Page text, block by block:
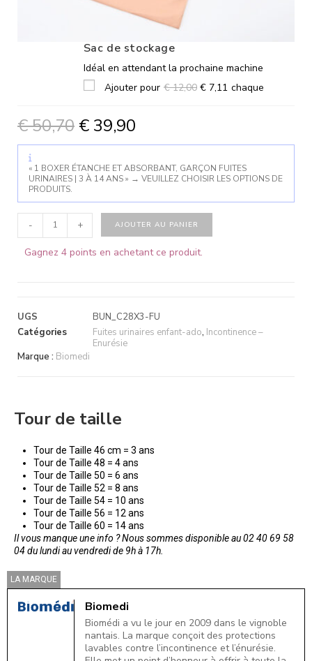
Sac de stockage
Idéal en attendant la prochaine machine
Ajouter pour €12,00 € 7,11 chaque
€50,70 € 39,90
« 1 BOXER ÉTANCHE ET ABSORBANT, GARÇON FUITES
URINAIRES | 3 À 14 ANS » → VEUILLEZ CHOISIR LES OPTIONS DE
PRODUITS.
- + AJOUTER AU PANIER
Gagnez 4 points en achetant ce produit.
UGS
BUN_C28X3-FU
Catégories
Fuites urinaires enfant-ado, Incontinence –
Enurésie
Marque : Biomedi
Tour de taille
Tour de Taille 46 cm = 3 ans
Tour de Taille 48 = 4 ans
Tour de Taille 50 = 6 ans
Tour de Taille 52 = 8 ans
Tour de Taille 54 = 10 ans
Tour de Taille 56 = 12 ans
Tour de Taille 60 = 14 ans
Il vous manque une info ? Nous sommes disponible au 02 40 69 58
04 du lundi au vendredi de 9h à 17h.
LA MARQUE
Biomedi
Biomédi a vu le jour en 2009 dans le vignoble
nantais. La marque conçoit des protections
lavables contre l’incontinence et l’énurésie.